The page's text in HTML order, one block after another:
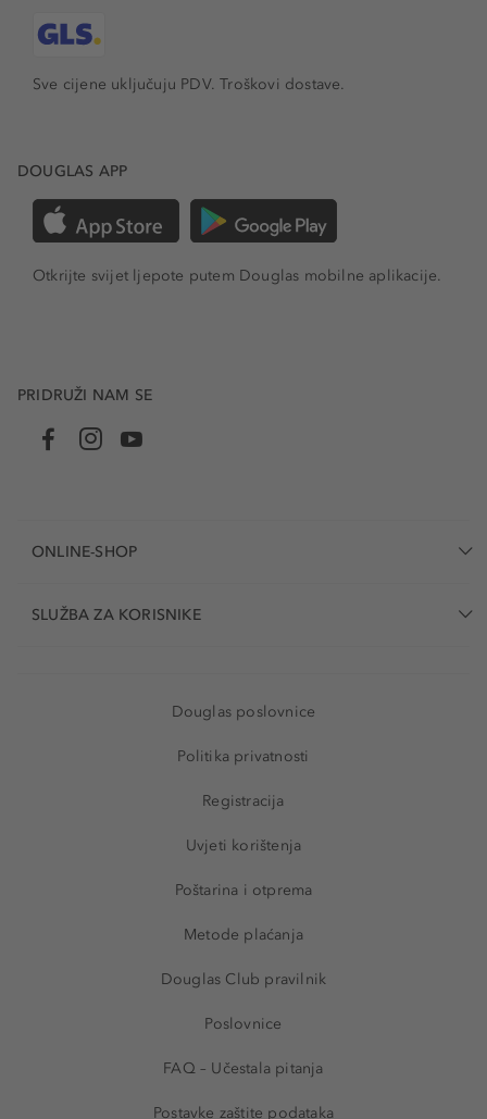
Sve cijene uključuju PDV.Troškovi dostave.
DOUGLAS APP
Otkrijte svijet ljepote putem Douglas mobilne aplikacije.
PRIDRUŽI NAM SE
ONLINE-SHOP
SLUŽBA ZA KORISNIKE
Douglas poslovnice
Politika privatnosti
Registracija
Uvjeti korištenja
Poštarina i otprema
Metode plaćanja
Douglas Club pravilnik
Poslovnice
FAQ – Učestala pitanja
Postavke zaštite podataka